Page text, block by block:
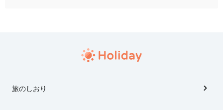
旅のしおり